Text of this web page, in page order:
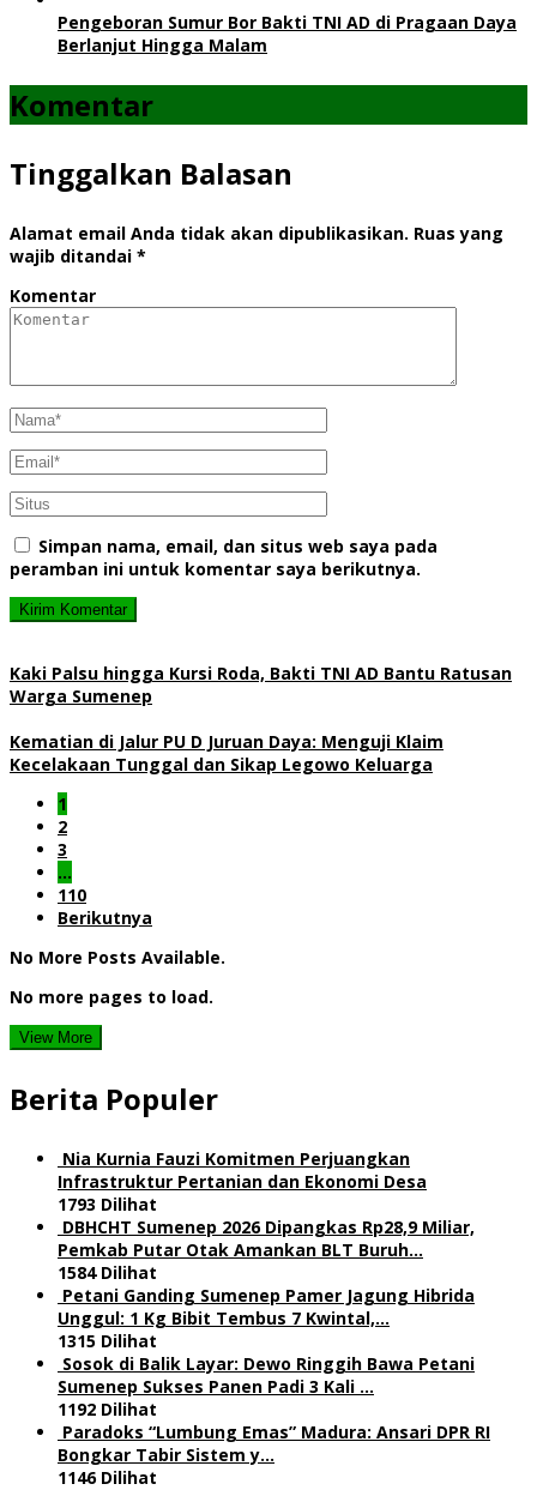
Pengeboran Sumur Bor Bakti TNI AD di Pragaan Daya
Berlanjut Hingga Malam
Komentar
Tinggalkan Balasan
Alamat email Anda tidak akan dipublikasikan. Ruas yang
wajib ditandai *
Komentar
Simpan nama, email, dan situs web saya pada
peramban ini untuk komentar saya berikutnya.
Kaki Palsu hingga Kursi Roda, Bakti TNI AD Bantu Ratusan
Warga Sumenep
Kematian di Jalur PU D Juruan Daya: Menguji Klaim
Kecelakaan Tunggal dan Sikap Legowo Keluarga
1
2
3
…
110
Berikutnya
No More Posts Available.
No more pages to load.
View More
Berita Populer
Nia Kurnia Fauzi Komitmen Perjuangkan
Infrastruktur Pertanian dan Ekonomi Desa
1793 Dilihat
DBHCHT Sumenep 2026 Dipangkas Rp28,9 Miliar,
Pemkab Putar Otak Amankan BLT Buruh…
1584 Dilihat
Petani Ganding Sumenep Pamer Jagung Hibrida
Unggul: 1 Kg Bibit Tembus 7 Kwintal,…
1315 Dilihat
Sosok di Balik Layar: Dewo Ringgih Bawa Petani
Sumenep Sukses Panen Padi 3 Kali …
1192 Dilihat
Paradoks “Lumbung Emas” Madura: Ansari DPR RI
Bongkar Tabir Sistem y…
1146 Dilihat